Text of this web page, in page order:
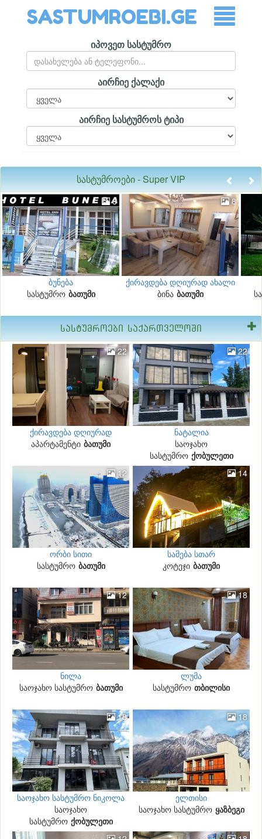
SASTUMROEBI.GE
იპოვეთ სასტუმრო
აირჩიე ქალაქი
აირჩიე სასტუმროს ტიპი
სასტუმროები - Super VIP
6
ბუნება
სასტუმრო ბათუმი
8
ქირავდება დღიურად ახალი
აშენებული ბინა
ბინა ბათუმი
სასტუმროები საქართველოში
22
ქირავდება დღიურად
აპარტამენტი ბათუმი
22
ნატალია
საოჯახო
სასტუმრო ქობულეთი
12
ორბი სითი
სასტუმრო ბათუმი
14
სამება სთარ
კოტეჯი ბათუმი
12
ნილა
საოჯახო სასტუმრო ბათუმი
18
ლუმა
სასტუმრო თბილისი
18
საოჯახო სასტუმრო ნიკოლა
საოჯახო
სასტუმრო ქობულეთი
18
ელთისი
საოჯახო სასტუმრო ყაზბეგი